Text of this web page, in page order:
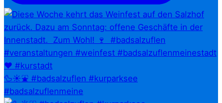
🦆☀️⛲ #badsalzuflen #kurparksee
#badsalzuflenmeine